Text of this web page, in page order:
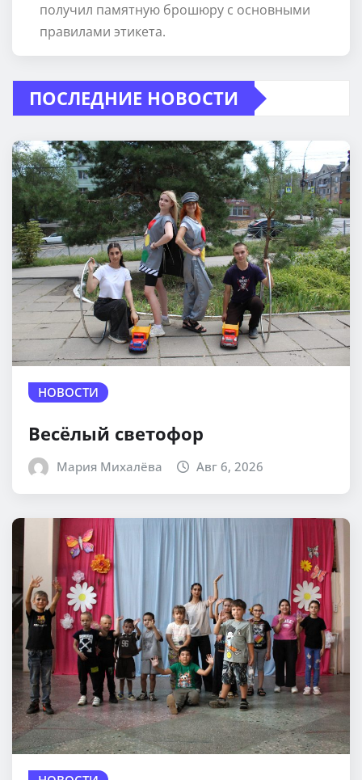
получил памятную брошюру с основными
правилами этикета.
ПОСЛЕДНИЕ НОВОСТИ
НОВОСТИ
Весёлый светофор
Мария Михалёва Авг 6, 2026